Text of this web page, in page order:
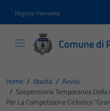
Regione Piemonte
Comune di
Home / Novità / Avvisi
/ Sospensione Temporanea
Per La Competizione Ciclistica